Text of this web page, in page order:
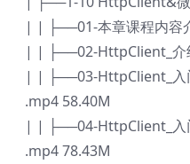
| | ├──01-本章课程内容
| | ├──02-HttpClient_介
| | ├──03-HttpClient_入
.mp4 58.40M
| | ├──04-HttpClient_入
.mp4 78.43M